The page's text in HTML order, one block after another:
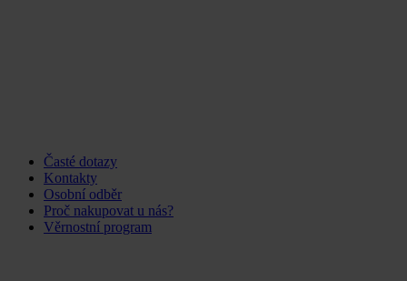
Časté dotazy
Kontakty
Osobní odběr
Proč nakupovat u nás?
Věrnostní program